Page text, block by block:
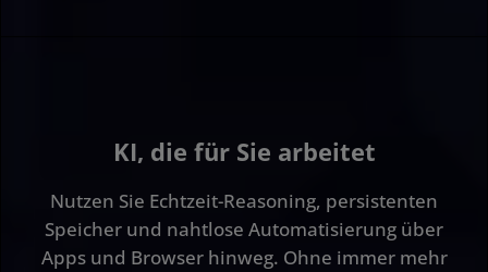
KI, die für Sie arbeitet
Nutzen Sie Echtzeit-Reasoning, persistenten
Speicher und nahtlose Automatisierung über
Apps und Browser hinweg. Ohne immer mehr